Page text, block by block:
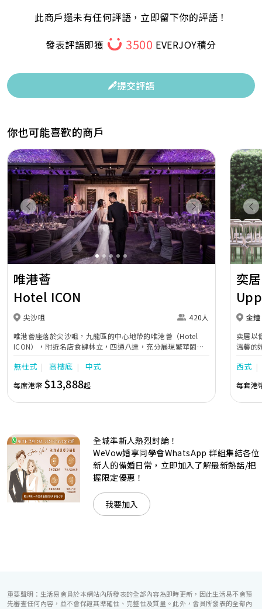
此商戶還未有任何評語，立即留下你的評語！
發表評語即獲
3500 EVERJOY積分
提交評語
你也可能喜歡的商戶
Previous Next
唯港薈
Hotel ICON
尖沙咀
420人
唯港薈座落於尖沙咀，九龍區的中心地帶的唯港薈（Hotel
ICON），附近名店食肆林立，四通八達，充分展現繁華鬧巿
中的活力個性，成為一眾準新人舉辦婚宴的熱門之選。專業團
隊由策劃統籌至所有婚宴每個細節，唯港薈都力臻完美，保證
讓您留下獨特的醉人回憶。 擁有時尚高樓頂的Silverbox宴會
廳，配置了全套先進的視聽影音及燈光設備配套，並採用極富
現代時尚感的水晶玻璃燈，演繹出與別不同的經典神韻。不論
準新人的個性及預算﹔保證為您打造夢寐以求的特別日子，令
賓客永誌難忘！
無柱式 高樓底 中式
每席港幣 $13,888起
奕居
金鐘
奕居以
溫馨的
團隊會
西式
每套港
全城準新人熱烈討論！
WeVow婚享同學會WhatsApp 群組集結各位
新人的備婚日常，立即加入了解最新熱話/把
握限定優惠！
我要加入
重要聲明：生活易會員於本網站內所發表的全部內容為即時更新，因此生活易不會預
先審查任何內容，並不會保證其準確性、完整性及質量。此外，會員所發表的全部內